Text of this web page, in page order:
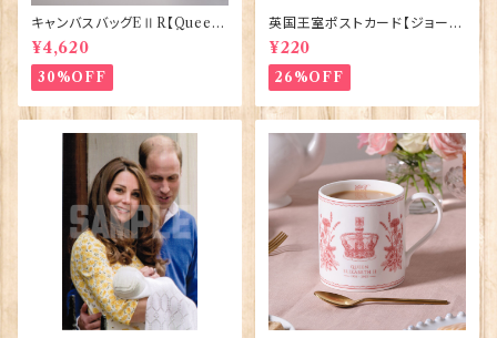
キャンバスバッグEⅡR【Queen
ElizabethⅡ Commemorativ
e】Victoria Eggs 90332
¥4,620
30%OFF
英国王室ポストカード【ジョージ
王子ご誕生】Pageantry Post
card 90183-JEF100
¥220
26%OFF